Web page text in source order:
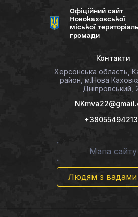
Офіційний сайт
Новокаховської
міської
громади
Контакти
Херсонська область,
район, м.Нова
Дніпровський,
Мапа сайту
Людям з вадами